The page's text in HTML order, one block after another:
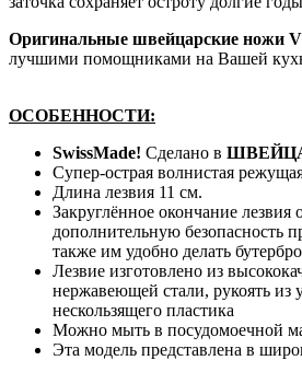
Оригинальные швейцарские ножи
лучшими помощниками на Вашей
ОСОБЕННОСТИ:
SwissMade! Сделано в
Супер-острая волнистая
Длина лезвия 11 см.
Закруглённое окончание лезвия
дополнительную безопасность
также им удобно делать
Лезвие изготовлено из
нержавеющей стали, рукоять из
нескользящего пластика
Можно мыть в посудомоечной
Эта модель представлена в